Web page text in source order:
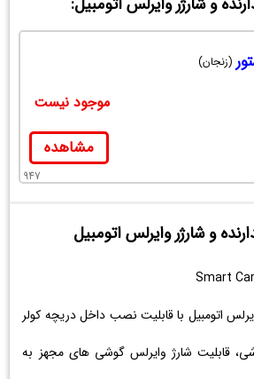
(زنجان)
موجود نیست
مشاهده
947
و شارژر وایرلس اتومبیل
Smart
اتومبیل با قابلیت نصب داخل دریچه کولر
قابلیت شارژ وایرلس گوشی های مجهز به